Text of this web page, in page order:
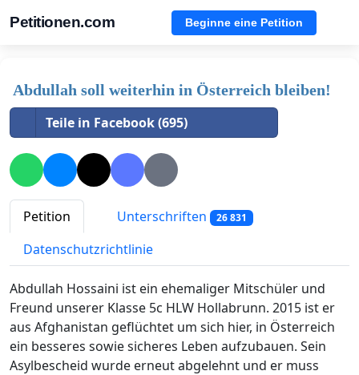
Petitionen.com Beginne eine Petition
Abdullah soll weiterhin in Österreich bleiben!
Teile in Facebook (695)
Petition Unterschriften 26 831
Datenschutzrichtlinie
Abdullah Hossaini ist ein ehemaliger Mitschüler und
Freund unserer Klasse 5c HLW Hollabrunn. 2015 ist er
aus Afghanistan geflüchtet um sich hier, in Österreich
ein besseres sowie sicheres Leben aufzubauen. Sein
Asylbescheid wurde erneut abgelehnt und er muss